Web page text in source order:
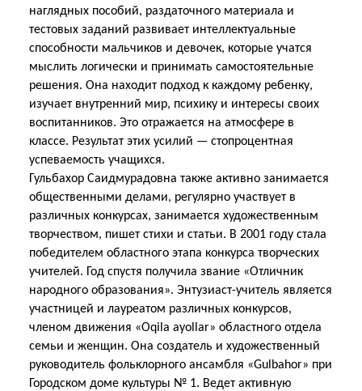
наглядных пособий, раздаточного материала и
тестовых заданий развивает интеллектуальные
способности мальчиков и девочек, которые учатся
мыслить логически и принимать самостоятельные
решения. Она находит подход к каждому ребенку,
изучает внутренний мир, психику и интересы своих
воспитанников. Это отражается на атмосфере в
классе. Результат этих усилий — стопроцентная
успеваемость учащихся.
Гульбахор Саидмурадовна также активно занимается
общественными делами, регулярно участвует в
различных конкурсах, занимается художественным
творчеством, пишет стихи и статьи. В 2001 году стала
победителем областного этапа конкурса творческих
учителей. Год спустя получила звание «Отличник
народного образования». Энтузиаст-учитель является
участницей и лауреатом различных конкурсов,
членом движения «Oqila ayollar» областного отдела
семьи и женщин. Она создатель и художественный
руководитель фольклорного ансамбля «Gulbahor» при
Городском доме культуры № 1. Ведет активную